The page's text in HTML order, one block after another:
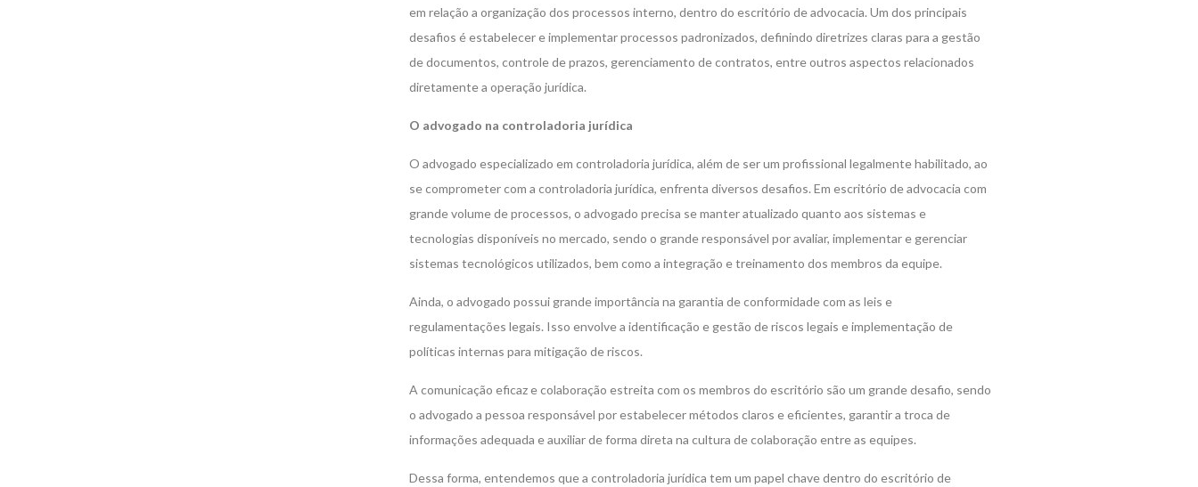
em relação a organização dos processos interno, dentro do escritório de advocacia. Um dos principais
desafios é estabelecer e implementar processos padronizados, definindo diretrizes claras para a gestão
de documentos, controle de prazos, gerenciamento de contratos, entre outros aspectos relacionados
diretamente a operação jurídica.
O advogado na controladoria jurídica
O advogado especializado em controladoria jurídica, além de ser um profissional legalmente habilitado, ao
se comprometer com a controladoria jurídica, enfrenta diversos desafios. Em escritório de advocacia com
grande volume de processos, o advogado precisa se manter atualizado quanto aos sistemas e
tecnologias disponíveis no mercado, sendo o grande responsável por avaliar, implementar e gerenciar
sistemas tecnológicos utilizados, bem como a integração e treinamento dos membros da equipe.
Ainda, o advogado possui grande importância na garantia de conformidade com as leis e
regulamentações legais. Isso envolve a identificação e gestão de riscos legais e implementação de
políticas internas para mitigação de riscos.
A comunicação eficaz e colaboração estreita com os membros do escritório são um grande desafio, sendo
o advogado a pessoa responsável por estabelecer métodos claros e eficientes, garantir a troca de
informações adequada e auxiliar de forma direta na cultura de colaboração entre as equipes.
Dessa forma, entendemos que a controladoria jurídica tem um papel chave dentro do escritório de